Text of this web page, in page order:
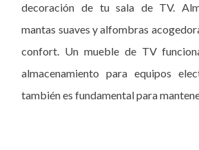
decoración de tu sala de TV.
mantas suaves y alfombras
confort. Un mueble de TV
almacenamiento para equipos
también es fundamental para